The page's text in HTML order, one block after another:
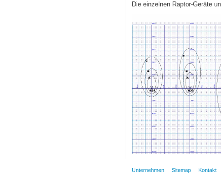
Die einzelnen Raptor-Geräte
Unternehmen Sitemap Kontakt